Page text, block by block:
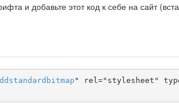
и добавьте этот код к себе на сайт
" rel="stylesheet"